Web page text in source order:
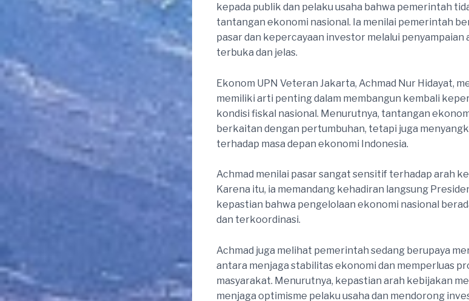
kepada publik dan pelaku usaha bahwa pemerintah
tantangan ekonomi nasional. Ia menilai pemerintah
pasar dan kepercayaan investor melalui penyampaian
terbuka dan jelas.
Ekonom UPN Veteran Jakarta, Achmad Nur Hidayat,
memiliki arti penting dalam membangun kembali
kondisi fiskal nasional. Menurutnya, tantangan
berkaitan dengan pertumbuhan, tetapi juga
terhadap masa depan ekonomi Indonesia.
Achmad menilai pasar sangat sensitif terhadap arah
Karena itu, ia memandang kehadiran langsung
kepastian bahwa pengelolaan ekonomi nasional
dan terkoordinasi.
Achmad juga melihat pemerintah sedang berupaya
antara menjaga stabilitas ekonomi dan memperluas
masyarakat. Menurutnya, kepastian arah kebijakan
menjaga optimisme pelaku usaha dan mendorong